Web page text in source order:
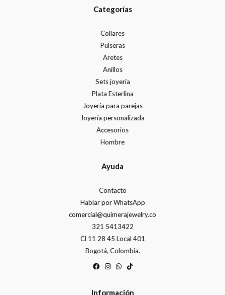
Categorías
Collares
Pulseras
Aretes
Anillos
Sets joyería
Plata Esterlina
Joyería para parejas
Joyería personalizada
Accesorios
Hombre
Ayuda
Contacto
Hablar por WhatsApp
comercial@quimerajewelry.co
321 5413422
Cl 11 28 45 Local 401
Bogotá, Colombia.
Información